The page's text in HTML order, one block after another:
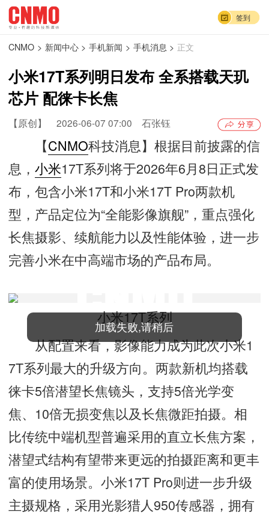
加载失败,请稍后
签到
CNMO > 新闻中心 > 手机新闻 > 手机消息 > 正文
小米17T系列明日发布 全系搭载天玑
芯片 配徕卡长焦
【原创】 2026-06-07 07:00 石张钰
【CNMO科技消息】根据目前披露的信
息，小米17T系列将于2026年6月8日正式发
布，包含小米17T和小米17T Pro两款机
型，产品定位为“全能影像旗舰”，重点强化
长焦摄影、续航能力以及性能体验，进一步
完善小米在中高端市场的产品布局。
小米17T系列
从配置来看，影像能力成为此次小米1
7T系列最大的升级方向。两款新机均搭载
徕卡5倍潜望长焦镜头，支持5倍光学变
焦、10倍无损变焦以及长焦微距拍摄。相
比传统中端机型普遍采用的直立长焦方案，
潜望式结构有望带来更远的拍摄距离和更丰
富的使用场景。小米17T Pro则进一步升级
主摄规格，采用光影猎人950传感器，拥有